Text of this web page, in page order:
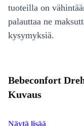
tuoteilla on
palauttaa ne
kysymyksiä.
Bebeconfort
Kuvaus
Näytä lisää